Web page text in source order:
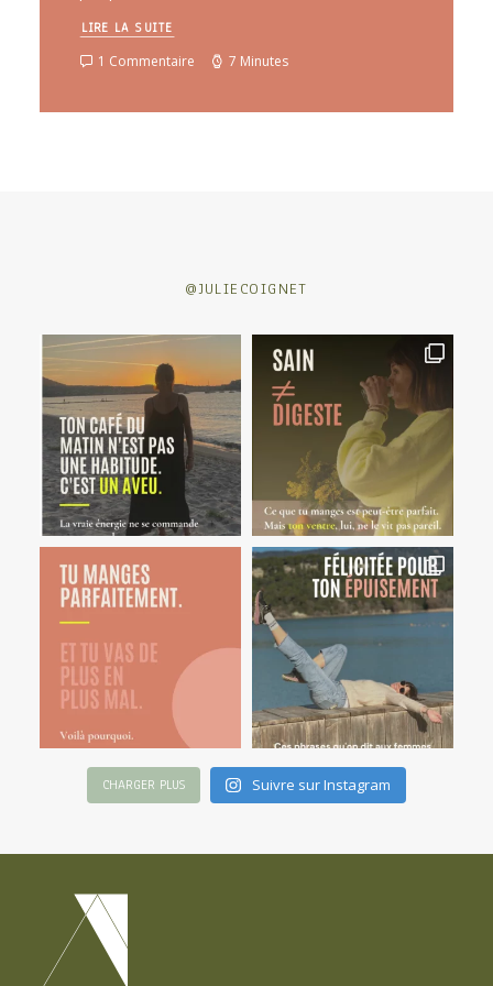
LIRE LA SUITE
1 Commentaire 7 Minutes
@JULIECOIGNET
CHARGER PLUS Suivre sur Instagram